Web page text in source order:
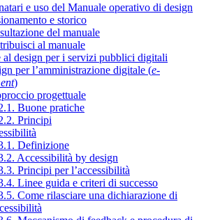
e uso del Manuale operativo di design
e storico
del manuale
al manuale
al design per i servizi pubblici digitali
per l’amministrazione digitale (e-
)
progettuale
Buone pratiche
Principi
Definizione
Accessibilità by design
Principi per l’accessibilità
Linee guida e criteri di successo
Come rilasciare una dichiarazione di